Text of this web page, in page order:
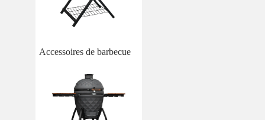
Accessoires de barbecue